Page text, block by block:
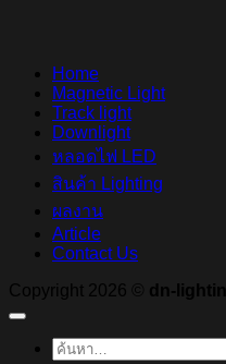
Home
Magnetic Light
Track light
Downlight
หลอดไฟ LED
สินค้า Lighting
ผลงาน
Article
Contact Us
Copyright 2026 © dn-
ค้นหา: